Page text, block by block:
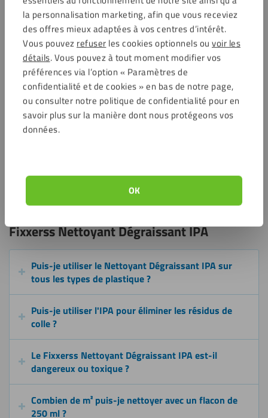
la personnalisation marketing, afin que vous receviez
des offres mieux adaptées à vos centres d’intérêt.
Vous pouvez refuser les cookies optionnels ou voir les
détails. Vous pouvez à tout moment modifier vos
préférences via l’option « Paramètres de
confidentialité et de cookies » en bas de notre page,
ou consulter notre politique de confidentialité pour en
savoir plus sur la manière dont nous protégeons vos
données.
OK
pratiques.
Idéal comme prétraitement avant l’application de colles,
mastics, apprêts et rubans adhésifs double face.
Utilisable sur les plaques en plastique, les métaux, le verre
traditionnel et les composites.
Parfait pour la signalétique, le bâtiment, l’automobile, la
menuiserie et le travail du verre traditionnel.
Convient également pour éliminer les traces de doigts, les
réparation et l’entretien.
Fixxerss Nettoyant Dégraissant IPA
Puis-je utiliser le Nettoyant Dégraissant IPA sur
tous les types de plastique ?
Puis-je utiliser l'IPA pour éliminer les résidus de
colle ?
Le Fixxerss Nettoyant Dégraissant IPA est-il
dangereux ou toxique ?
Combien de m² puis-je nettoyer avec un flacon de
250 ml ?